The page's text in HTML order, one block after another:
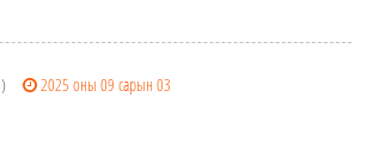
2025 оны 09 сарын 03